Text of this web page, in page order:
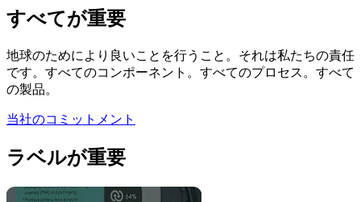
すべてが重要
地球のためにより良いことを行うこと。それは私たちの責任
です。すべてのコンポーネント。すべてのプロセス。すべて
の製品。
当社のコミットメント
ラベルが重要